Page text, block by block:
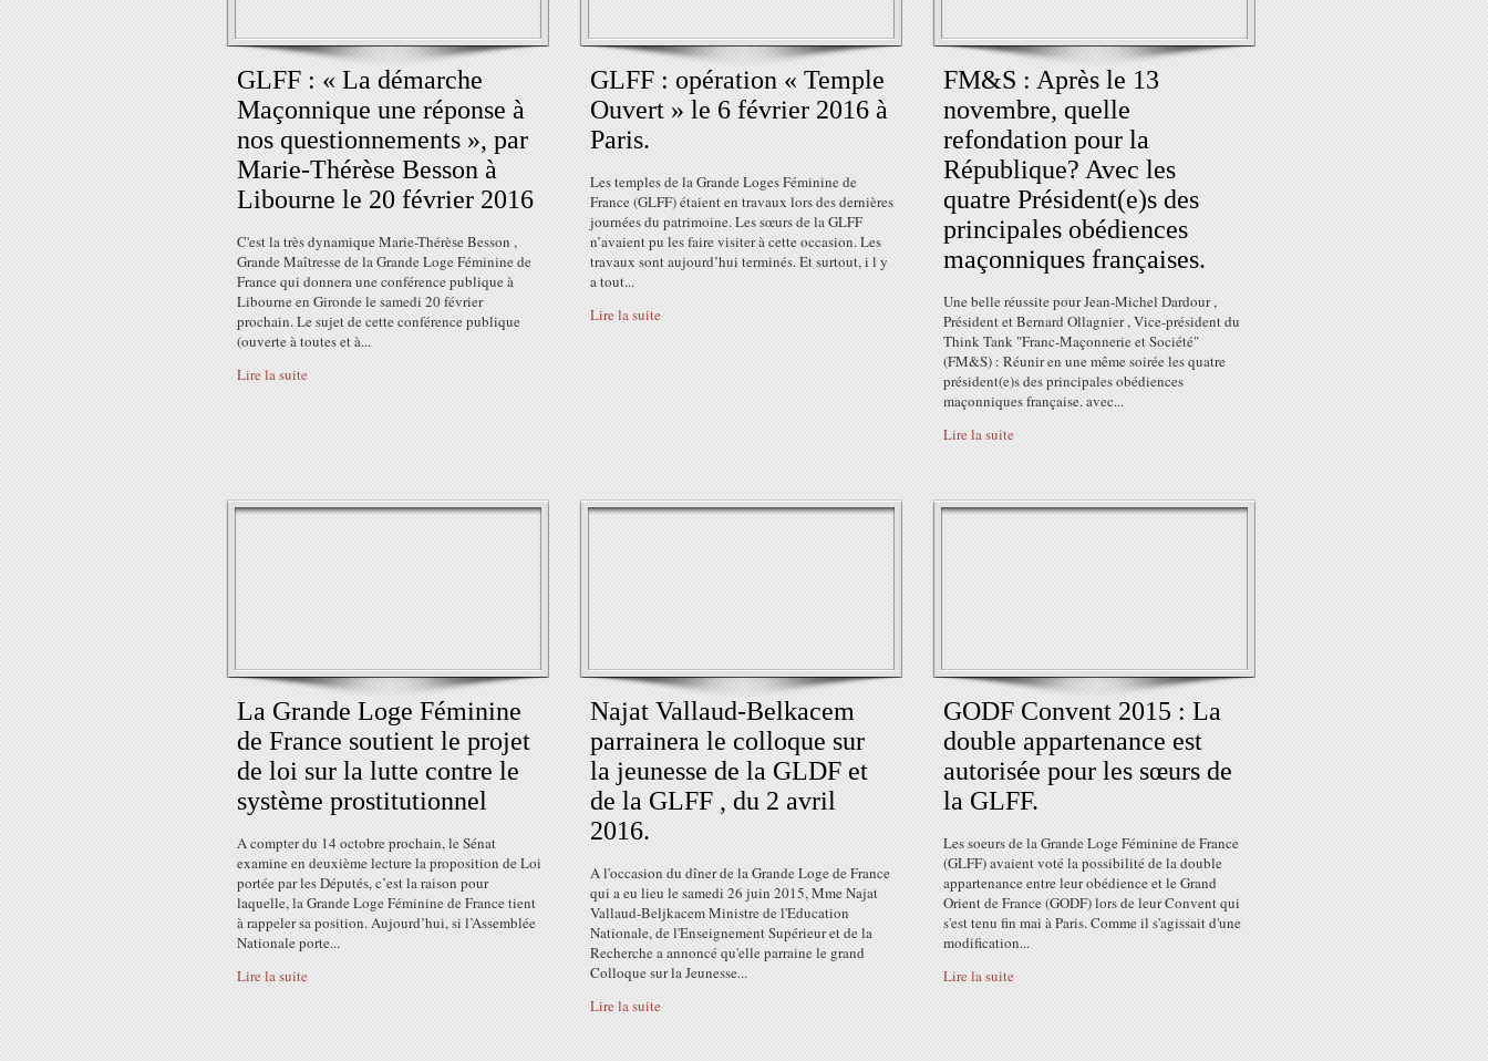
GLFF : « La démarche
Maçonnique une réponse à
nos questionnements », par
Marie-Thérèse Besson à
Libourne le 20 février 2016
C'est la très dynamique Marie-Thérèse Besson ,
Grande Maîtresse de la Grande Loge Féminine de
France qui donnera une conférence publique à
Libourne en Gironde le samedi 20 février
prochain. Le sujet de cette conférence publique
(ouverte à toutes et à...
Lire la suite
GLFF : opération « Temple
Ouvert » le 6 février 2016 à
Paris.
Les temples de la Grande Loges Féminine de
France (GLFF) étaient en travaux lors des dernières
journées du patrimoine. Les sœurs de la GLFF
n’avaient pu les faire visiter à cette occasion. Les
travaux sont aujourd’hui terminés. Et surtout, i l y
a tout...
Lire la suite
FM&S : Après le 13
novembre, quelle
refondation pour la
République? Avec les
quatre Président(e)s des
principales obédiences
maçonniques françaises.
Une belle réussite pour Jean-Michel Dardour ,
Président et Bernard Ollagnier , Vice-président du
Think Tank "Franc-Maçonnerie et Société"
(FM&S) : Réunir en une même soirée les quatre
président(e)s des principales obédiences
maçonniques française. avec...
Lire la suite
La Grande Loge Féminine
de France soutient le projet
de loi sur la lutte contre le
système prostitutionnel
A compter du 14 octobre prochain, le Sénat
examine en deuxième lecture la proposition de Loi
portée par les Députés, c’est la raison pour
laquelle, la Grande Loge Féminine de France tient
à rappeler sa position. Aujourd’hui, si l’Assemblée
Nationale porte...
Lire la suite
Najat Vallaud-Belkacem
parrainera le colloque sur
la jeunesse de la GLDF et
de la GLFF , du 2 avril
2016.
A l'occasion du dîner de la Grande Loge de France
qui a eu lieu le samedi 26 juin 2015, Mme Najat
Vallaud-Beljkacem Ministre de l'Education
Nationale, de l'Enseignement Supérieur et de la
Recherche a annoncé qu'elle parraine le grand
Colloque sur la Jeunesse...
Lire la suite
GODF Convent 2015 : La
double appartenance est
autorisée pour les sœurs de
la GLFF.
Les soeurs de la Grande Loge Féminine de France
(GLFF) avaient voté la possibilité de la double
appartenance entre leur obédience et le Grand
Orient de France (GODF) lors de leur Convent qui
s'est tenu fin mai à Paris. Comme il s'agissait d'une
modification...
Lire la suite